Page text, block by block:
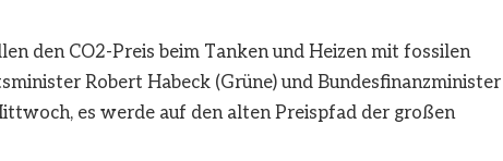
den CO2-Preis beim Tanken und Heizen mit fossilen
Robert Habeck (Grüne) und Bundesfinanzminister
es werde auf den alten Preispfad der großen